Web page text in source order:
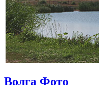
Волга Фото